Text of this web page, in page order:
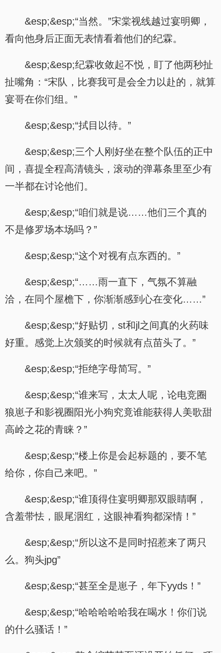
&esp;&esp;“当然。”宋棠视线越过宴明卿，
看向他身后正面无表情看着他们的纪霖。
&esp;&esp;纪霖收敛起不悦，盯了他两秒扯
扯嘴角：“宋队，比赛我可是会全力以赴的，就算
宴哥在你们组。”
&esp;&esp;“拭目以待。”
&esp;&esp;三个人刚好坐在整个队伍的正中
间，喜提全程高清镜头，滚动的弹幕条里至少有
一半都在讨论他们。
&esp;&esp;“咱们就是说……他们三个真的
不是修罗场本场吗？”
&esp;&esp;“这个对视有点东西的。”
&esp;&esp;“……雨一直下，气氛不算融
洽，在同个屋檐下，你渐渐感到心在变化……”
&esp;&esp;“好贴切，st和jl之间真的火药味
好重。感觉上次颁奖的时候就有点苗头了。”
&esp;&esp;“拒绝字母简写。”
&esp;&esp;“谁来写，太太人呢，论电竞圈
狼崽子和影视圈阳光小狗究竟谁能获得人美歌甜
高岭之花的青睐？”
&esp;&esp;“楼上你是会起标题的，要不笔
给你，你自己来吧。”
&esp;&esp;“谁顶得住宴明卿那双眼睛啊，
含羞带怯，眼尾洇红，这眼神看狗都深情！”
&esp;&esp;“所以这不是同时招惹来了两只
么。狗头jpg”
&esp;&esp;“甚至全是崽子，年下yyds！”
&esp;&esp;“哈哈哈哈哈我在喝水！你们说
的什么骚话！”